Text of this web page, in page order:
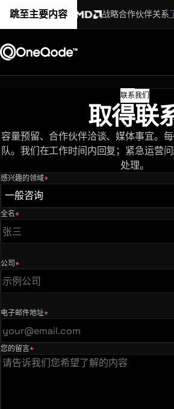
跳至主要内容 战略合作伙伴关系
联系我们
取得联
容量预留、合作伙伴洽谈、媒体事宜。
队。我们在工作时间内回复；紧急运营
处理。
感兴趣的领域*
（必填）
一般咨询
全名*
（必填）
公司*
（必填）
电子邮件地址*
（必填）
您的留言*
（必填）